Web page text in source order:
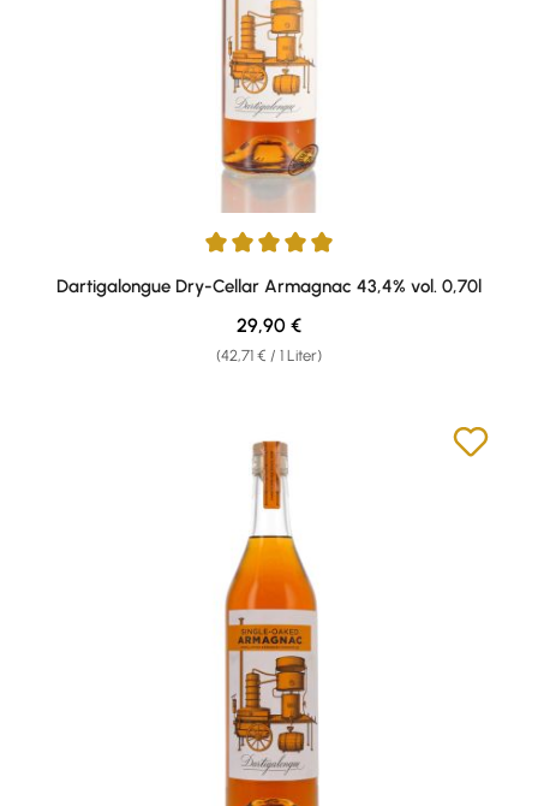
Durchschnittliche Bewertung von 5 von 5 Sternen
Dartigalongue Dry-Cellar Armagnac 43,4% vol. 0,70l
(42,71 € / 1 Liter)
Regulärer Preis:
29,90 €